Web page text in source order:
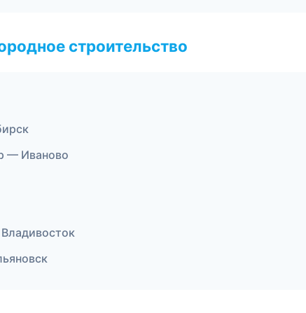
строительство
— Иваново